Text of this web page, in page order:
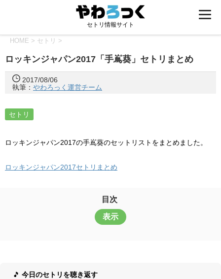
セトリ情報サイト
HOME > セトリ >
ロッキンジャパン2017「手嶌葵」セトリまとめ
2017/08/06
執筆： やわろっく運営チーム
セトリ
ロッキンジャパン2017の手嶌葵のセットリストをまとめました。
ロッキンジャパン2017セトリまとめ
目次
表示
🎵 今日のセトリを聴き返す